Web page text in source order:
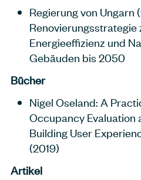
Regierung von
Energieeffizienz und
Gebäuden bis 2050
Bücher
Nigel Oseland: A
Occupancy Evaluation
Building User
(2019)
Artikel